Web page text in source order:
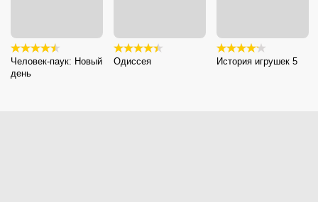
Человек-паук: Новый
день
Одиссея История игрушек 5